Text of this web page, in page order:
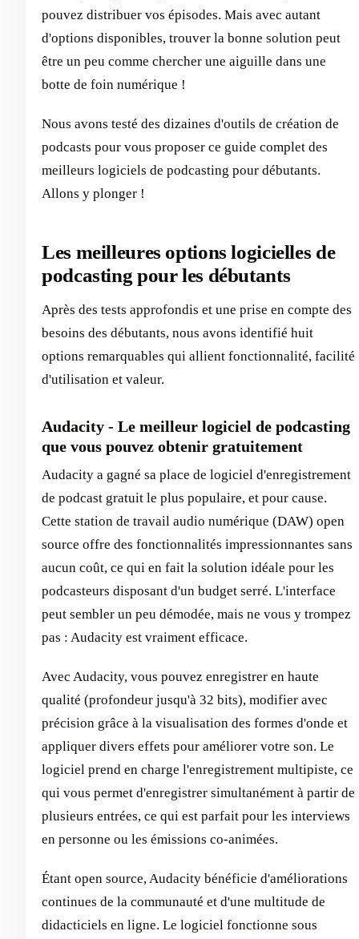
pouvez distribuer vos épisodes. Mais avec autant
d'options disponibles, trouver la bonne solution peut
être un peu comme chercher une aiguille dans une
botte de foin numérique !
Nous avons testé des dizaines d'outils de création de
podcasts pour vous proposer ce guide complet des
meilleurs logiciels de podcasting pour débutants.
Allons y plonger !
Les meilleures options logicielles de
podcasting pour les débutants
Après des tests approfondis et une prise en compte des
besoins des débutants, nous avons identifié huit
options remarquables qui allient fonctionnalité, facilité
d'utilisation et valeur.
Audacity - Le meilleur logiciel de podcasting
que vous pouvez obtenir gratuitement
Audacity a gagné sa place de logiciel d'enregistrement
de podcast gratuit le plus populaire, et pour cause.
Cette station de travail audio numérique (DAW) open
source offre des fonctionnalités impressionnantes sans
aucun coût, ce qui en fait la solution idéale pour les
podcasteurs disposant d'un budget serré. L'interface
peut sembler un peu démodée, mais ne vous y trompez
pas : Audacity est vraiment efficace.
Avec Audacity, vous pouvez enregistrer en haute
qualité (profondeur jusqu'à 32 bits), modifier avec
précision grâce à la visualisation des formes d'onde et
appliquer divers effets pour améliorer votre son. Le
logiciel prend en charge l'enregistrement multipiste, ce
qui vous permet d'enregistrer simultanément à partir de
plusieurs entrées, ce qui est parfait pour les interviews
en personne ou les émissions co-animées.
Étant open source, Audacity bénéficie d'améliorations
continues de la communauté et d'une multitude de
didacticiels en ligne. Le logiciel fonctionne sous